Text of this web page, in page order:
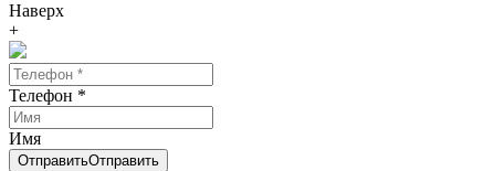
Наверх
+
Телефон *
Имя
ОтправитьОтправить